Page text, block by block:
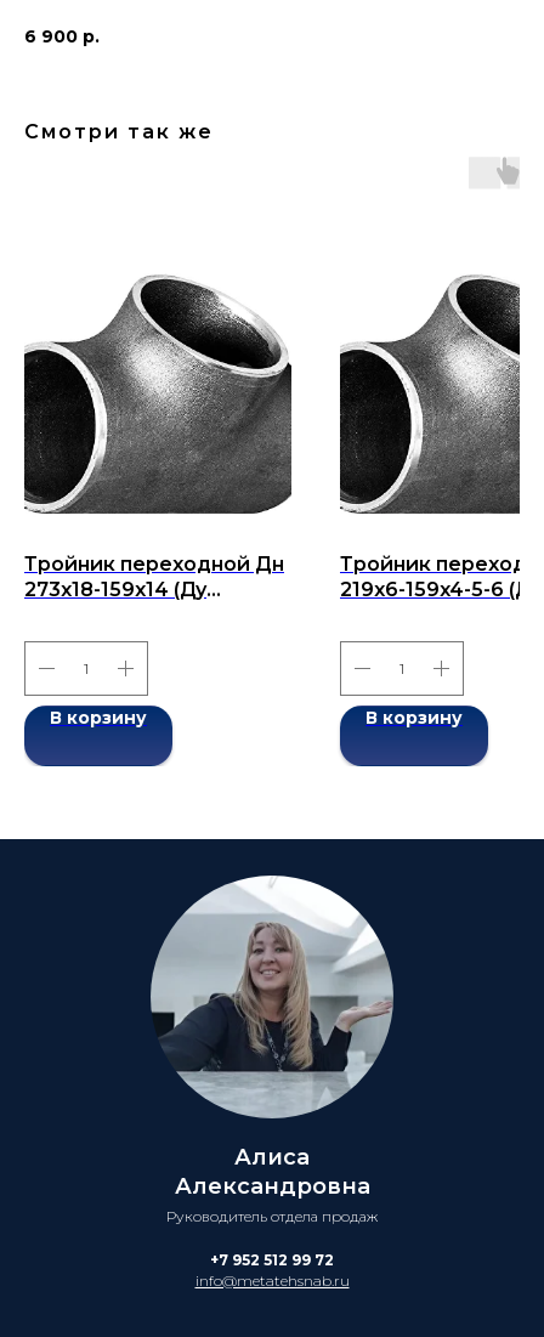
6 900 р.
Смотри так же
Тройник переходной Дн
273х18-159х14 (Ду
ГОСТ 17376-2001
В корзину
Тройник
219x6-159x4-5-6 (Ду
ГОСТ 17376-2001
В корзину
Алиса
Александровна
Руководитель отдела продаж
+7 952 512 99 72
info@metatehsnab.ru